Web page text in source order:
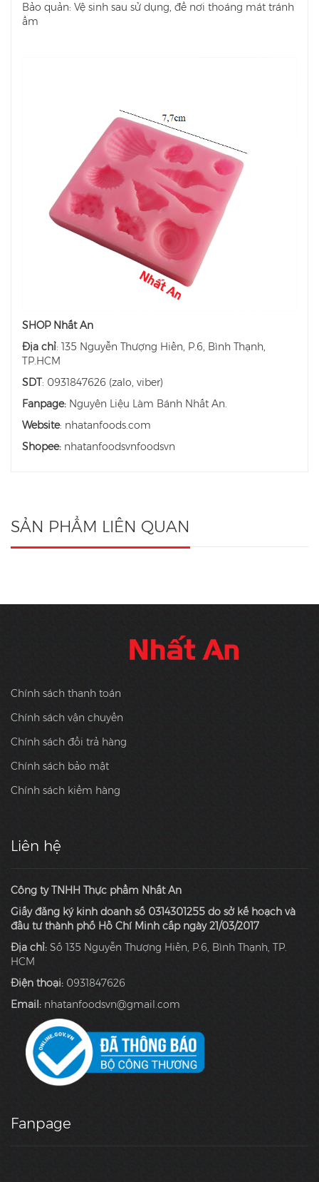
Bảo quản: Vệ sinh sau sử dụng, để nơi thoáng mát tránh
ẩm
SHOP Nhất An
Địa chỉ: 135 Nguyễn Thượng Hiền, P.6, Bình Thạnh,
TP.HCM
SDT: 0931847626 (zalo, viber)
Fanpage: Nguyên Liệu Làm Bánh Nhất An.
Website: nhatanfoods.com
Shopee: nhatanfoodsvnfoodsvn
SẢN PHẨM LIÊN QUAN
Chính sách thanh toán
Chính sách vận chuyển
Chính sách đổi trả hàng
Chính sách bảo mật
Chính sách kiểm hàng
Liên hệ
Công ty TNHH Thực phẩm Nhất An
Giấy đăng ký kinh doanh số 0314301255 do sở kế hoạch và
đầu tư thành phố Hồ Chí Minh cấp ngày 21/03/2017
Địa chỉ: Số 135 Nguyễn Thượng Hiền, P.6, Bình Thạnh, TP.
HCM
Điện thoại: 0931847626
Email: nhatanfoodsvn@gmail.com
Fanpage